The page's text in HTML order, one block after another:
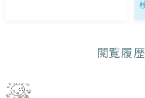
閲覧履歴